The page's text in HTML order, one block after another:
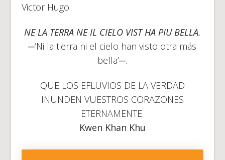
Victor Hugo
NE LA TERRA NE IL CIELO VIST HA PIU BELLA.
─‘Ni la tierra ni el cielo han visto otra más
bella’─.
QUE LOS EFLUVIOS DE LA VERDAD
INUNDEN VUESTROS CORAZONES
ETERNAMENTE.
Kwen Khan Khu